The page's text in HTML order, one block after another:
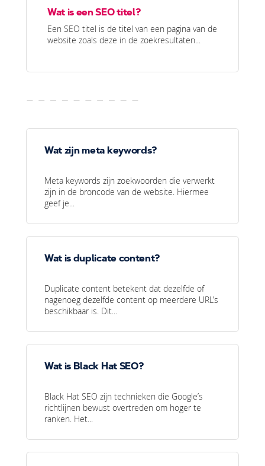
Wat is een SEO titel?
Een SEO titel is de titel van een pagina van de
website zoals deze in de zoekresultaten...
Wat zijn meta keywords?
Meta keywords zijn zoekwoorden die verwerkt
zijn in de broncode van de website. Hiermee
geef je...
Wat is duplicate content?
Duplicate content betekent dat dezelfde of
nagenoeg dezelfde content op meerdere URL’s
beschikbaar is. Dit...
Wat is Black Hat SEO?
Black Hat SEO zijn technieken die Google’s
richtlijnen bewust overtreden om hoger te
ranken. Het...